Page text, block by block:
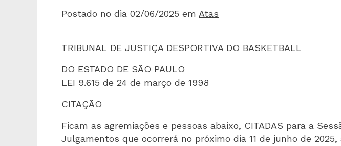
Postado no dia 02/06/2025 em Atas
TRIBUNAL DE JUSTIÇA DESPORTIVA DO BASKETBALL
DO ESTADO DE SÃO PAULO
LEI 9.615 de 24 de março de 1998
CITAÇÃO
Ficam as agremiações e pessoas abaixo, CITADAS para a
Julgamentos que ocorrerá no próximo dia 11 de junho de 2025,